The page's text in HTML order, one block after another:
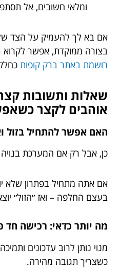
ומלאי חשובים, אל
אם בא לך להעמיק על הצד
בצורה ממוקדת, אפשר
רושמת באתר ברק קופות
שאלות ותשובות
אוהבים לקצר
האם אפשר להתחיל בזול
כן, אבל רק אם המערכת
אם אתה מתחיל בפתרון שלא
בעצם החלפה – ואז ״הזול״
מה יותר כדאי: רכישה חד
מנוי נותן לרוב עדכונים
כשצריך תגובה מהירה.